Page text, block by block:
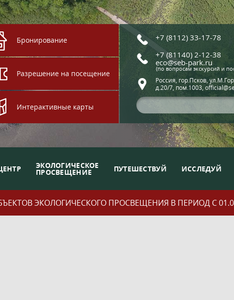
Бронирование
Разрешение на посещение
Интерактивные карты
+7 (8112) 33-17-78
+7 (81140) 2-12-38
eco@seb-park.ru
(по вопросам экскурсий и
Россия, гор.Псков,
д.20/7, пом.1003,
ЭКОЛОГИЧЕСКОЕ
ПРОСВЕЩЕНИЕ ПУТЕШЕСТВУЙ ИССЛЕДУЙ
ЭКОЛОГИЧЕСКОГО ПРОСВЕЩЕНИЯ В ПЕРИОД С